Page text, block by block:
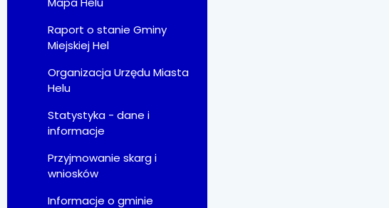
Raport o stanie Gminy
Miejskiej Hel
Organizacja Urzędu Miasta
Helu
Statystyka - dane i
informacje
Przyjmowanie skarg i
wniosków
Informacje o gminie